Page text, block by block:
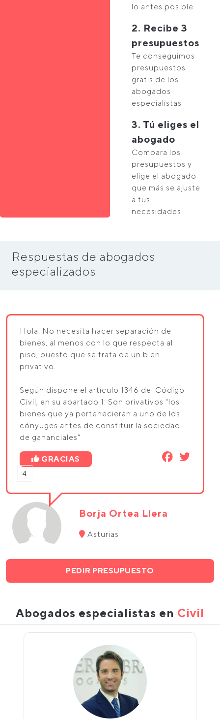
lo antes posible.
2. Recibe 3
presupuestos
Te conseguimos
presupuestos
gratis de los
abogados
especialistas
3. Tú eliges el
abogado
Compara los
presupuestos y
elige el abogado
que más se ajuste
a tus
necesidades.
Respuestas de abogados
especializados
Hola. No necesita hacer separación de
bienes, al menos con lo que respecta al
piso, puesto que se trata de un bien
privativo.
Según dispone el artículo 1346 del Código
Civil, en su apartado 1: Son privativos "los
bienes que ya pertenecieran a uno de los
cónyuges antes de constituir la sociedad
de gananciales"
GRACIAS
4
Borja Ortea Llera
Asturias
PEDIR PRESUPUESTO
Abogados especialistas en Civil